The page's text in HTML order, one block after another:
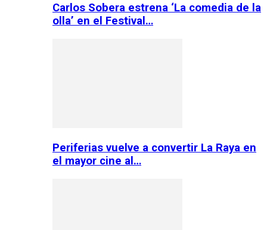
Carlos Sobera estrena ‘La comedia de la
olla’ en el Festival…
Periferias vuelve a convertir La Raya en
el mayor cine al…